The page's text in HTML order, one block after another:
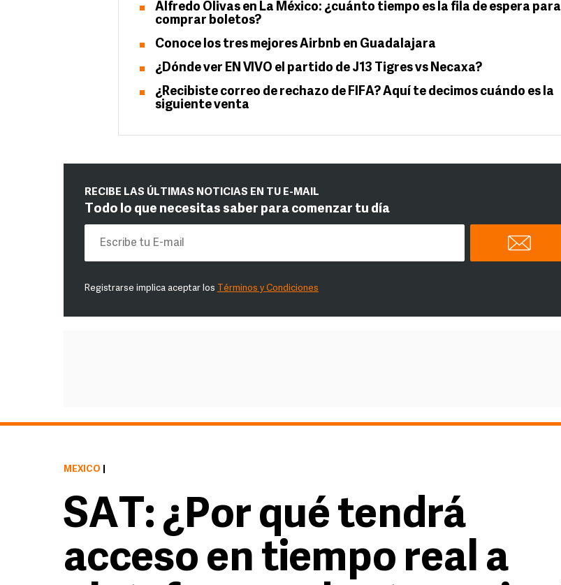
Alfredo Olivas en La México: ¿cuánto tiempo es la fila de espera para
comprar boletos?
Conoce los tres mejores Airbnb en Guadalajara
¿Dónde ver EN VIVO el partido de J13 Tigres vs Necaxa?
¿Recibiste correo de rechazo de FIFA? Aquí te decimos cuándo es la
siguiente venta
RECIBE LAS ÚLTIMAS NOTICIAS EN TU E-MAIL
Todo lo que necesitas saber para comenzar tu día
Registrarse implica aceptar los Términos y Condiciones
MÉXICO
SAT: ¿Por qué tendrá
acceso en tiempo real a